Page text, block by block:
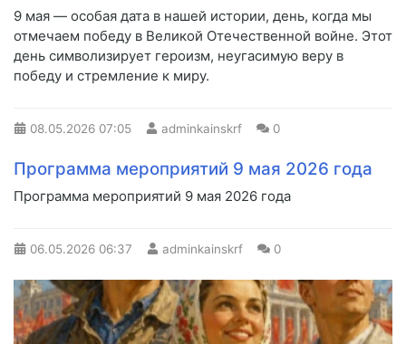
9 мая — особая дата в нашей истории, день, когда мы
отмечаем победу в Великой Отечественной войне. Этот
день символизирует героизм, неугасимую веру в
победу и стремление к миру.
08.05.2026 07:05 adminkainskrf 0
Программа мероприятий 9 мая 2026 года
Программа мероприятий 9 мая 2026 года
06.05.2026 06:37 adminkainskrf 0